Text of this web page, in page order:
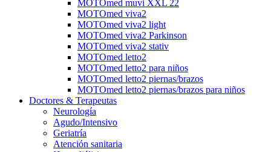
MOTOmed muvi XXL 22
MOTOmed viva2
MOTOmed viva2 light
MOTOmed viva2 Parkinson
MOTOmed viva2 stativ
MOTOmed letto2
MOTOmed letto2 para niños
MOTOmed letto2 piernas/brazos
MOTOmed letto2 piernas/brazos para niños
Doctores & Terapeutas
Neurología
Agudo/Intensivo
Geriatría
Atención sanitaria